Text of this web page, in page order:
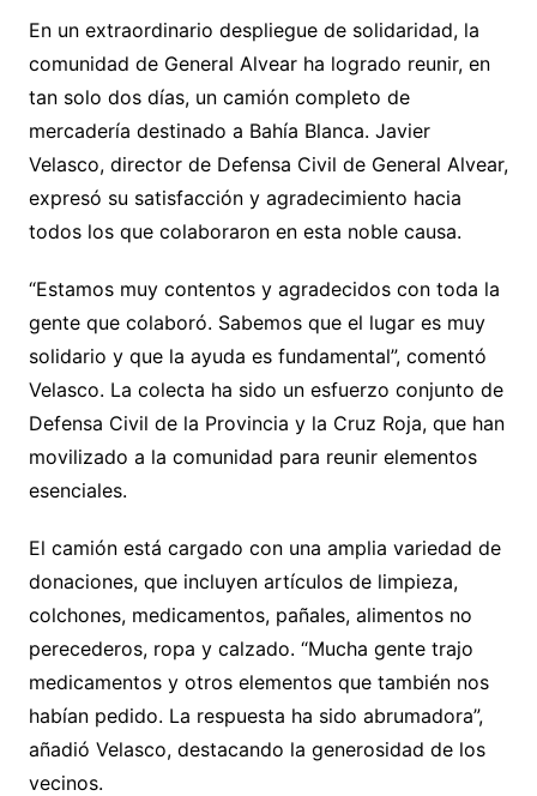
En un extraordinario despliegue de solidaridad, la
comunidad de General Alvear ha logrado reunir, en
tan solo dos días, un camión completo de
mercadería destinado a Bahía Blanca. Javier
Velasco, director de Defensa Civil de General Alvear,
expresó su satisfacción y agradecimiento hacia
todos los que colaboraron en esta noble causa.
“Estamos muy contentos y agradecidos con toda la
gente que colaboró. Sabemos que el lugar es muy
solidario y que la ayuda es fundamental”, comentó
Velasco. La colecta ha sido un esfuerzo conjunto de
Defensa Civil de la Provincia y la Cruz Roja, que han
movilizado a la comunidad para reunir elementos
esenciales.
El camión está cargado con una amplia variedad de
donaciones, que incluyen artículos de limpieza,
colchones, medicamentos, pañales, alimentos no
perecederos, ropa y calzado. “Mucha gente trajo
medicamentos y otros elementos que también nos
habían pedido. La respuesta ha sido abrumadora”,
añadió Velasco, destacando la generosidad de los
vecinos.